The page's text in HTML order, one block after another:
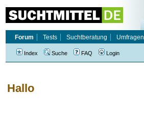
Hallo
Forum
Tests Suchtberatung Umfragen
Index Suche FAQ Login